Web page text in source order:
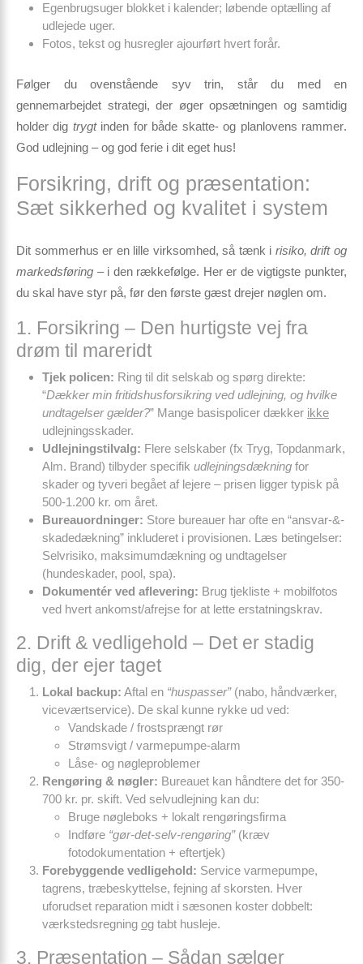
Egenbrugs­uger blokket i kalender; løbende optælling af
udlejede uger.
Fotos, tekst og husregler ajourført hvert forår.
Følger du ovenstående syv trin, står du med en
gennemarbejdet strategi, der øger opsætningen og samtidig
holder dig trygtinden for både skatte- og planlovens rammer.
God udlejning – og god ferie i dit eget hus!
Forsikring, drift og præsentation:
Sæt sikkerhed og kvalitet i system
Dit sommerhus er en lille virksomhed, så tænk i risiko, drift og
markedsføring – i den rækkefølge. Her er de vigtigste punkter,
du skal have styr på, før den første gæst drejer nøglen om.
1. Forsikring – Den hurtigste vej fra
drøm til mareridt
Tjek policen: Ring til dit selskab og spørg direkte:
“Dækker min fritidshusforsikring ved udlejning, og hvilke
undtagelser gælder?” Mange basispolicer dækker ikke
udlejningsskader.
Udlejnings­tilvalg: Flere selskaber (fx Tryg, Topdanmark,
Alm. Brand) tilbyder specifik udlejningsdækning for
skader og tyveri begået af lejere – prisen ligger typisk på
500-1.200 kr. om året.
Bureauordninger: Store bureauer har ofte en “ansvar-&-
skadedækning” inkluderet i provisionen. Læs betingelser:
Selvrisiko, maksimumdækning og undtagelser
(hundeskader, pool, spa).
Dokumentér ved aflevering: Brug tjekliste + mobilfotos
ved hvert ankomst/afrejse for at lette erstatningskrav.
2. Drift & vedligehold – Det er stadig
dig, der ejer taget
Lokal backup: Aftal en “huspasser”(nabo, håndværker,
viceværtservice). De skal kunne rykke ud ved:
Vandskade / frostsprængt rør
Strømsvigt / varmepumpe-alarm
Låse- og nøgleproblemer
Rengøring & nøgler: Bureauet kan håndtere det for 350-
700 kr. pr. skift. Ved selvudlejning kan du:
Bruge nøgleboks + lokalt rengøringsfirma
Indføre “gør-det-selv-rengøring”(kræv
fotodokumentation + eftertjek)
Forebyggende vedligehold: Service varmepumpe,
tagrens, træbeskyttelse, fejning af skorsten. Hver
uforudset reparation midt i sæsonen koster dobbelt:
værkstedsregning og tabt husleje.
3. Præsentation – Sådan sælger